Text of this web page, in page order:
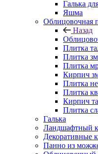
Галька
Яшма
Облицовочная
Назад
Плитка
Плитка
Плитка
Кирпич
Плитка
Плитка
Кирпич
Плитка
Галька
Ландшафтный
Декоративные
Панно из